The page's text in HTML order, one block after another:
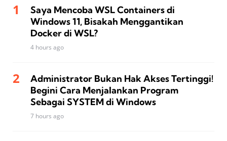
Saya Mencoba WSL Containers di
Windows 11, Bisakah Menggantikan
Docker di WSL?
4 hours ago
Administrator Bukan Hak Akses Tertinggi!
Begini Cara Menjalankan Program
Sebagai SYSTEM di Windows
7 hours ago